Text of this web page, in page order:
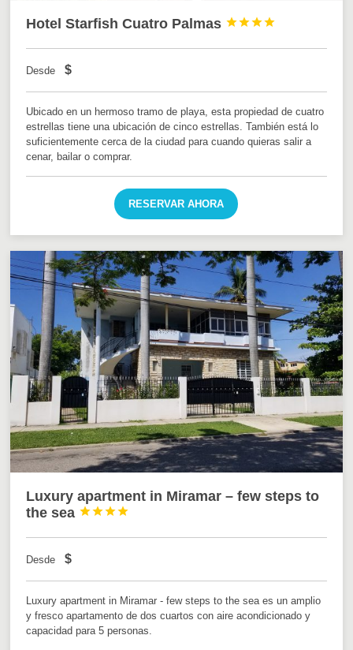
Hotel Starfish Cuatro Palmas 



Desde $
Ubicado en un hermoso tramo de playa, esta propiedad de cuatro
estrellas tiene una ubicación de cinco estrellas. También está lo
suficientemente cerca de la ciudad para cuando quieras salir a
cenar, bailar o comprar.
RESERVAR AHORA
Luxury apartment in Miramar – few steps to
the sea




Desde $
Luxury apartment in Miramar - few steps to the sea es un amplio
y fresco apartamento de dos cuartos con aire acondicionado y
capacidad para 5 personas.